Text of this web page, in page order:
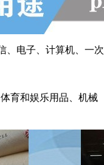
、电子、计算机、一次
育和娱乐用品、机械